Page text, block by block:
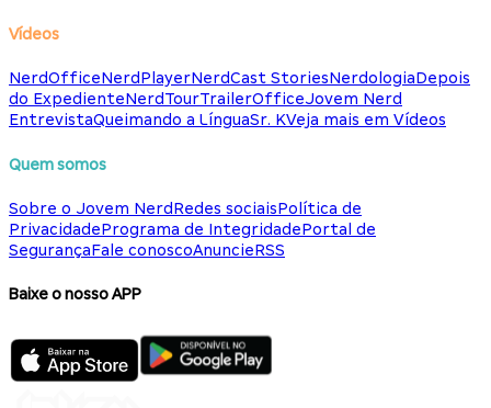
Vídeos
NerdOfficeNerdPlayerNerdCast StoriesNerdologiaDepois
do ExpedienteNerdTourTrailerOfficeJovem Nerd
EntrevistaQueimando a LínguaSr. KVeja mais em Vídeos
Quem somos
Sobre o Jovem NerdRedes sociaisPolítica de
PrivacidadePrograma de IntegridadePortal de
SegurançaFale conoscoAnuncieRSS
Baixe o nosso APP